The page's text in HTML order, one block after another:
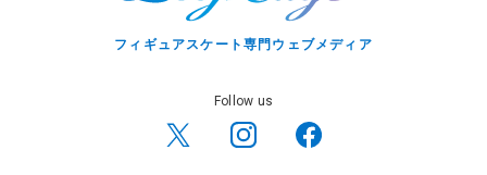
フィギュアスケート専門ウェブメディア
Follow us